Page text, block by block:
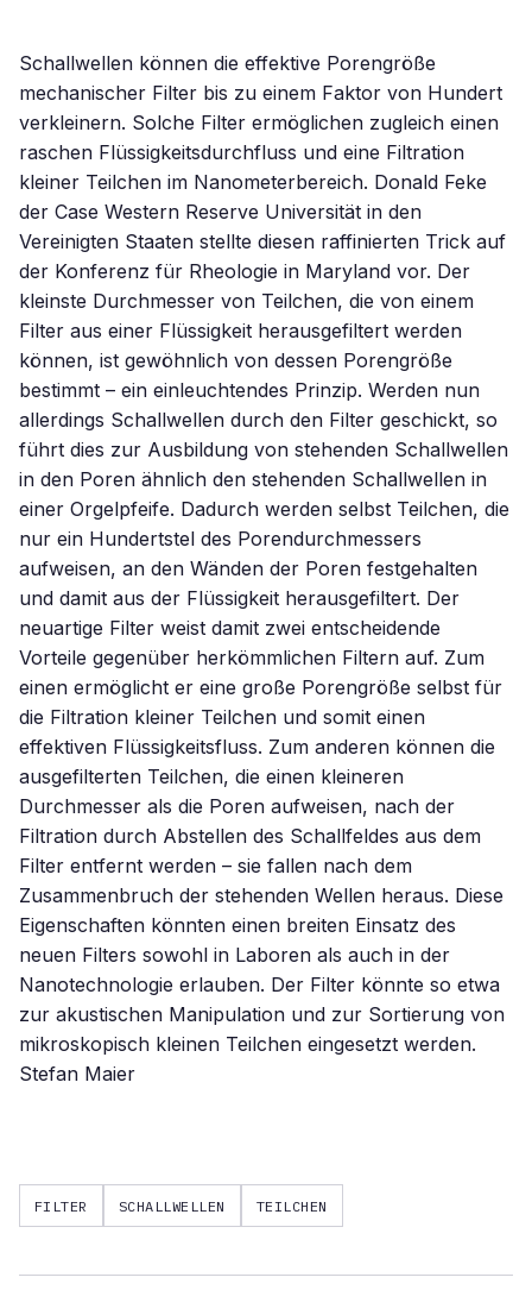
Schallwellen können die effektive Porengröße
mechanischer Filter bis zu einem Faktor von Hundert
verkleinern. Solche Filter ermöglichen zugleich einen
raschen Flüssigkeitsdurchfluss und eine Filtration
kleiner Teilchen im Nanometerbereich. Donald Feke
der Case Western Reserve Universität in den
Vereinigten Staaten stellte diesen raffinierten Trick auf
der Konferenz für Rheologie in Maryland vor. Der
kleinste Durchmesser von Teilchen, die von einem
Filter aus einer Flüssigkeit herausgefiltert werden
können, ist gewöhnlich von dessen Porengröße
bestimmt – ein einleuchtendes Prinzip. Werden nun
allerdings Schallwellen durch den Filter geschickt, so
führt dies zur Ausbildung von stehenden Schallwellen
in den Poren ähnlich den stehenden Schallwellen in
einer Orgelpfeife. Dadurch werden selbst Teilchen, die
nur ein Hundertstel des Porendurchmessers
aufweisen, an den Wänden der Poren festgehalten
und damit aus der Flüssigkeit herausgefiltert. Der
neuartige Filter weist damit zwei entscheidende
Vorteile gegenüber herkömmlichen Filtern auf. Zum
einen ermöglicht er eine große Porengröße selbst für
die Filtration kleiner Teilchen und somit einen
effektiven Flüssigkeitsfluss. Zum anderen können die
ausgefilterten Teilchen, die einen kleineren
Durchmesser als die Poren aufweisen, nach der
Filtration durch Abstellen des Schallfeldes aus dem
Filter entfernt werden – sie fallen nach dem
Zusammenbruch der stehenden Wellen heraus. Diese
Eigenschaften könnten einen breiten Einsatz des
neuen Filters sowohl in Laboren als auch in der
Nanotechnologie erlauben. Der Filter könnte so etwa
zur akustischen Manipulation und zur Sortierung von
mikroskopisch kleinen Teilchen eingesetzt werden.
Stefan Maier
FILTER SCHALLWELLEN TEILCHEN